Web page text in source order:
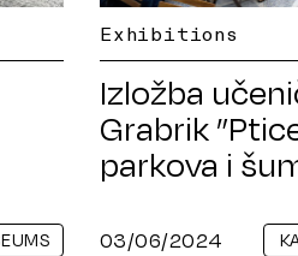
Exhibitions
Izložba
Grabrik
parkova i
03/06/2024